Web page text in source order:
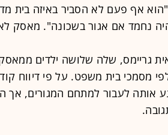
אף פעם לא הסביר באיזה בית
נחמד אם אגור בשכונה". מאסק
גריימס, שלה שלושה ילדים
מסמכי בית משפט. על פי דיווח
אותה לעבור למתחם המגורים, אך